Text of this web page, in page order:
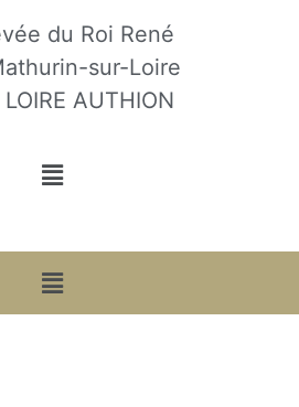
du Roi René
sur-Loire
AUTHION